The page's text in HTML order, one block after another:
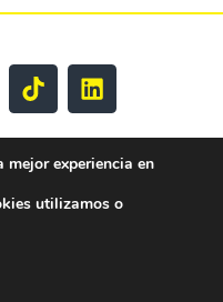
reservados © 2025
experiencia en
utilizamos o